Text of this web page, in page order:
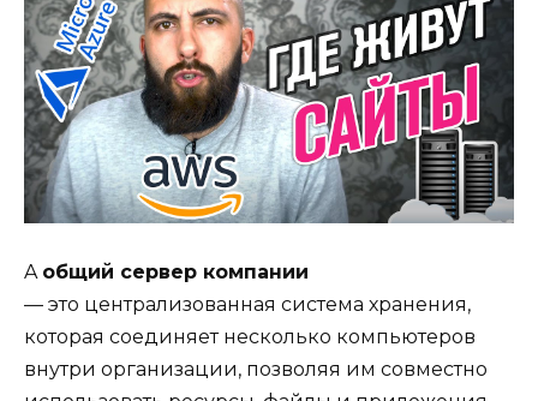
A общий сервер компании
— это централизованная система хранения,
которая соединяет несколько компьютеров
внутри организации, позволяя им совместно